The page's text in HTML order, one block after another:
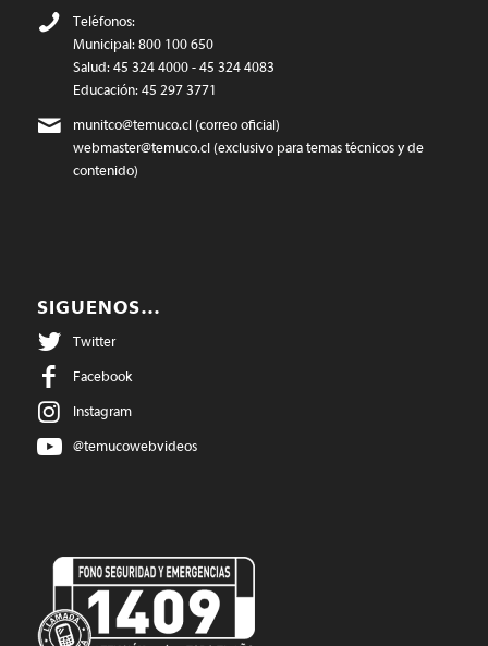
Teléfonos:
Municipal: 800 100 650
Salud: 45 324 4000 - 45 324 4083
Educación: 45 297 3771
munitco@temuco.cl(correo oficial)
webmaster@temuco.cl(exclusivo para temas técnicos y de
contenido)
SIGUENOS…
Twitter
Facebook
Instagram
@temucowebvideos